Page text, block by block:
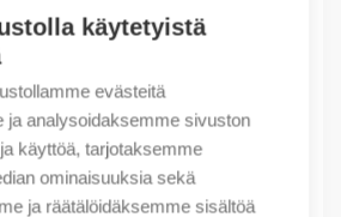
käytetyistä
evästeitä
ja analysoidaksemme sivuston
käyttöä, tarjotaksemme
ominaisuuksia sekä
ja räätälöidäksemme sisältöä
W40H60 (36m), HF